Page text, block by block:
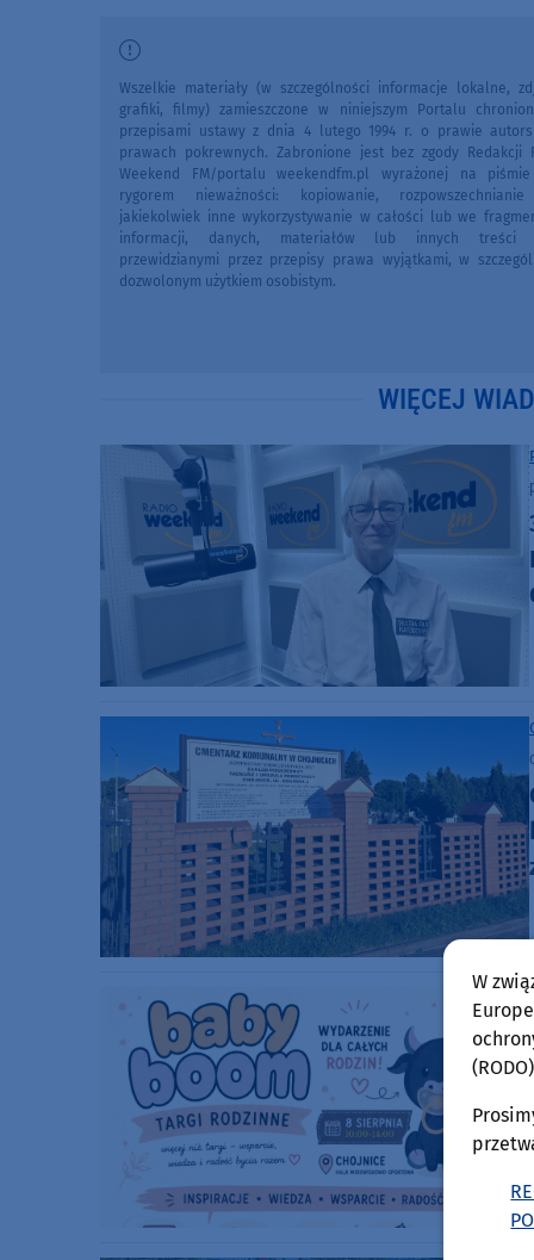
Wszelkie materiały (w szczególności informacje lokalne,
grafiki, filmy) zamieszczone w niniejszym Portalu
przepisami ustawy z dnia 4 lutego 1994 r. o prawie
prawach pokrewnych. Zabronione jest bez zgody Redakcji
Weekend FM/portalu weekendfm.pl wyrażonej na
rygorem nieważności: kopiowanie,
jakiekolwiek inne wykorzystywanie w całości lub we
informacji, danych, materiałów lub innych treści
przewidzianymi przez przepisy prawa wyjątkami, w
dozwolonym użytkiem osobistym.
WIĘCEJ
W